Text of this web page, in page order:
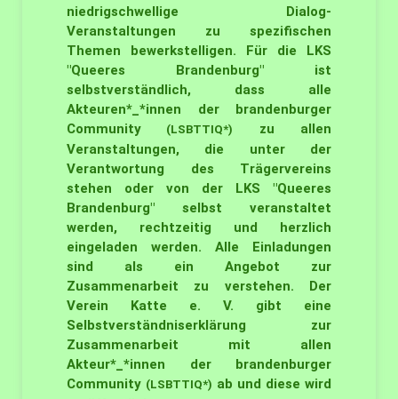
niedrigschwellige Dialog-
Veranstaltungen zu spezifischen
Themen bewerkstelligen. Für die LKS
"Queeres Brandenburg" ist
selbstverständlich, dass alle
Akteuren*_*innen der brandenburger
Community (LSBTTIQ*)
zu allen
Veranstaltungen, die unter der
Verantwortung des Trägervereins
stehen oder von der LKS "Queeres
Brandenburg" selbst veranstaltet
werden, rechtzeitig und herzlich
eingeladen werden. Alle Einladungen
sind als ein Angebot zur
Zusammenarbeit zu verstehen. Der
Verein Katte e. V. gibt eine
Selbstverständniserklärung zur
Zusammenarbeit mit allen
Akteur*_*innen der brandenburger
Community (LSBTTIQ*) ab und diese wird